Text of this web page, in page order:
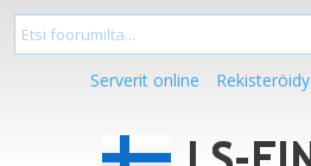
Serverit online Rekisteröidy